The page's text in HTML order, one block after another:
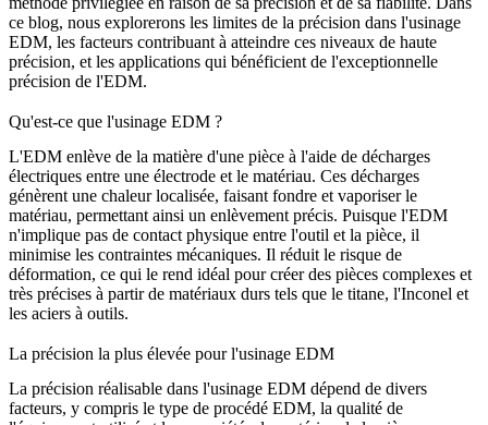
ce blog, nous explorerons les limites de la précision dans l'usinage
EDM, les facteurs contribuant à atteindre ces niveaux de haute
précision, et les applications qui bénéficient de l'exceptionnelle
précision de l'EDM.
Qu'est-ce que l'usinage EDM ?
L'EDM enlève de la matière d'une pièce à l'aide de décharges
électriques entre une électrode et le matériau. Ces décharges
génèrent une chaleur localisée, faisant fondre et vaporiser le
matériau, permettant ainsi un enlèvement précis. Puisque l'EDM
n'implique pas de contact physique entre l'outil et la pièce, il
minimise les contraintes mécaniques. Il réduit le risque de
déformation, ce qui le rend idéal pour créer des pièces complexes et
très précises à partir de matériaux durs tels que le titane, l'Inconel et
les aciers à outils.
La précision la plus élevée pour l'usinage EDM
La précision réalisable dans l'usinage EDM dépend de divers
facteurs, y compris le type de procédé EDM, la qualité de